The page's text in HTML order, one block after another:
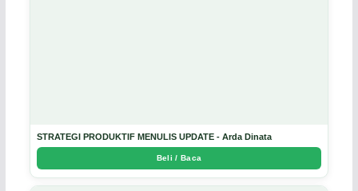
STRATEGI PRODUKTIF MENULIS UPDATE - Arda Dinata
Beli / Baca